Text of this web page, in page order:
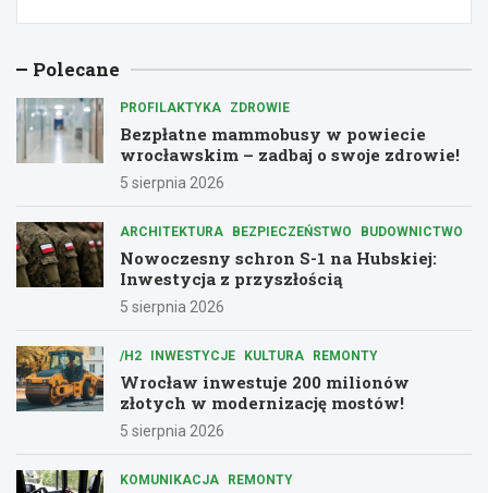
Polecane
PROFILAKTYKA ZDROWIE
Bezpłatne mammobusy w powiecie
wrocławskim – zadbaj o swoje zdrowie!
5 sierpnia 2026
ARCHITEKTURA BEZPIECZEŃSTWO BUDOWNICTWO
Nowoczesny schron S-1 na Hubskiej:
Inwestycja z przyszłością
5 sierpnia 2026
/H2 INWESTYCJE KULTURA REMONTY
Wrocław inwestuje 200 milionów
złotych w modernizację mostów!
5 sierpnia 2026
KOMUNIKACJA REMONTY